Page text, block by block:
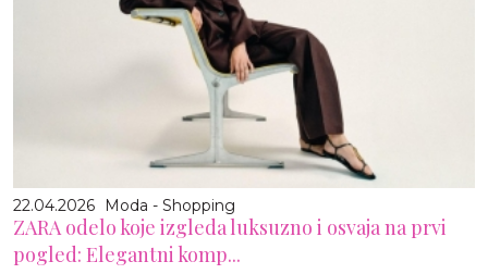
22.04.2026 Moda - Shopping
ZARA odelo koje izgleda luksuzno i osvaja na prvi
pogled: Elegantni komp...